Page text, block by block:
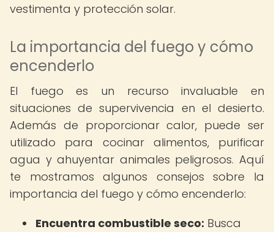
vestimenta y protección solar.
La importancia del fuego y cómo
encenderlo
El fuego es un recurso invaluable en
situaciones de supervivencia en el desierto.
Además de proporcionar calor, puede ser
utilizado para cocinar alimentos, purificar
agua y ahuyentar animales peligrosos. Aquí
te mostramos algunos consejos sobre la
importancia del fuego y cómo encenderlo:
Encuentra combustible seco: Busca